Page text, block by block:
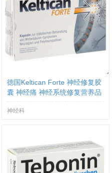
德国Keltican Forte 神经修复胶
囊 神经痛 神经系统修复营养品
神经科